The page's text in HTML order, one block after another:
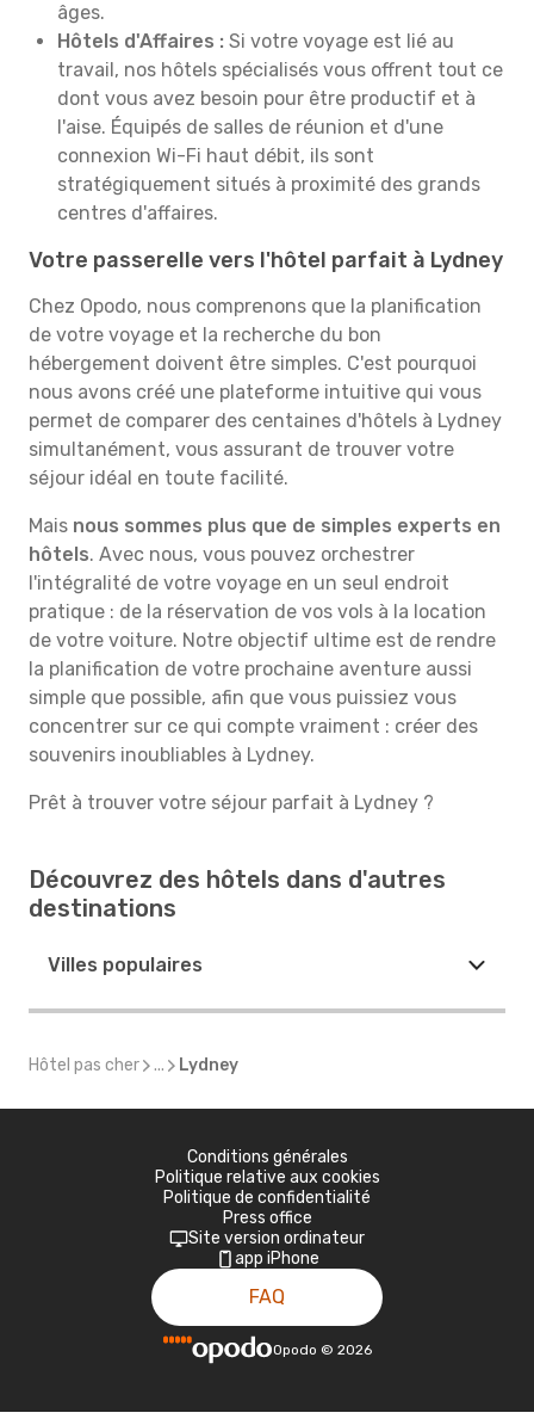
âges.
Hôtels d'Affaires : Si votre voyage est lié au
travail, nos hôtels spécialisés vous offrent tout ce
dont vous avez besoin pour être productif et à
l'aise. Équipés de salles de réunion et d'une
connexion Wi-Fi haut débit, ils sont
stratégiquement situés à proximité des grands
centres d'affaires.
Votre passerelle vers l'hôtel parfait à Lydney
Chez Opodo, nous comprenons que la planification
de votre voyage et la recherche du bon
hébergement doivent être simples. C'est pourquoi
nous avons créé une plateforme intuitive qui vous
permet de comparer des centaines d'hôtels à Lydney
simultanément, vous assurant de trouver votre
séjour idéal en toute facilité.
Mais nous sommes plus que de simples experts en
hôtels. Avec nous, vous pouvez orchestrer
l'intégralité de votre voyage en un seul endroit
pratique : de la réservation de vos vols à la location
de votre voiture. Notre objectif ultime est de rendre
la planification de votre prochaine aventure aussi
simple que possible, afin que vous puissiez vous
concentrer sur ce qui compte vraiment : créer des
souvenirs inoubliables à Lydney.
Prêt à trouver votre séjour parfait à Lydney ?
Découvrez des hôtels dans d'autres
destinations
Villes populaires
Hôtel pas cher ... Lydney
Conditions générales
Politique relative aux cookies
Politique de confidentialité
Press office
Site version ordinateur
app iPhone
FAQ
Opodo © 2026